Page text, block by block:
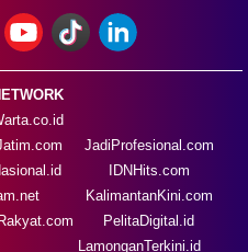
JadiProfesional.com
IDNHits.com
KalimantanKini.com
PelitaDigital.id
LamonganTerkini.id